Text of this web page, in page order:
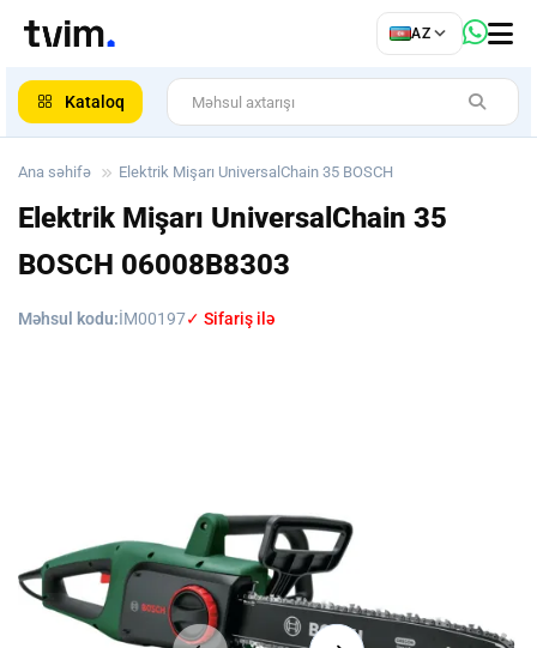
AZ
Kataloq
Ana səhifə Elektrik Mişarı UniversalChain 35 BOSCH
Elektrik Mişarı UniversalChain 35
BOSCH 06008B8303
Məhsul kodu:İM00197✓ Sifariş ilə